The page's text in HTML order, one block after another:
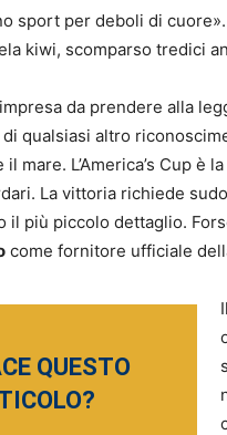
sport per deboli di
kiwi, scomparso tredici
da prendere alla
qualsiasi altro
mare. L’America’s Cup è
La vittoria richiede
il più piccolo dettaglio.
come fornitore ufficiale
QUESTO